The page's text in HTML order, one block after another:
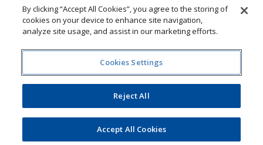
Cookie Policy
Corporate Governance
Accessibilità
Mappa del sito
Gestione dei consensi e oblio
© 2025 All Rights Reserved
By clicking “Accept All Cookies”, you agree to the storing of
cookies on your device to enhance site navigation,
analyze site usage, and assist in our marketing efforts.
Cookies Settings
Reject All
Accept All Cookies